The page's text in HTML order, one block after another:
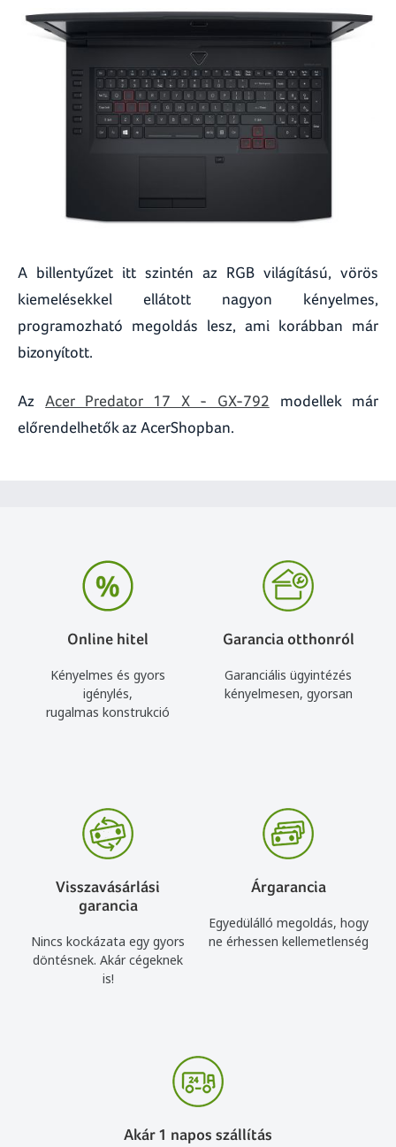
A billentyűzet itt szintén az RGB világítású, vörös
kiemelésekkel ellátott nagyon kényelmes,
programozható megoldás lesz, ami korábban már
bizonyított.
Az Acer Predator 17 X - GX-792 modellek már
előrendelhetők az AcerShopban.
Online hitel
Kényelmes és gyors
igénylés,
rugalmas konstrukció
Garancia otthonról
Garanciális ügyintézés
kényelmesen, gyorsan
Visszavásárlási
garancia
Nincs kockázata egy gyors
döntésnek. Akár cégeknek
is!
Árgarancia
Egyedülálló megoldás, hogy
ne érhessen kellemetlenség
Akár 1 napos szállítás